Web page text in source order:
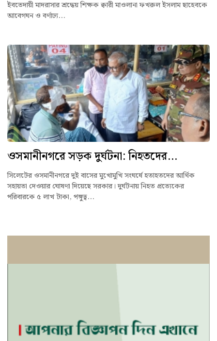
ইবতেদায়ী মাদরাসার শ্রদ্ধেয় শিক্ষক ক্বারী মাওলানা ফখরুল ইসলাম ছাহেবকে
আবেগঘন ও বর্ণাঢ্য...
ওসমানীনগরে সড়ক দুর্ঘটনা: নিহতদের...
সিলেটের ওসমানীনগরে দুই বাসের মুখোমুখি সংঘর্ষে হতাহতদের আর্থিক
সহায়তা দেওয়ার ঘোষণা দিয়েছে সরকার। দুর্ঘটনায় নিহত প্রত্যেকের
পরিবারকে ৫ লাখ টাকা, পঙ্গুত্ব...